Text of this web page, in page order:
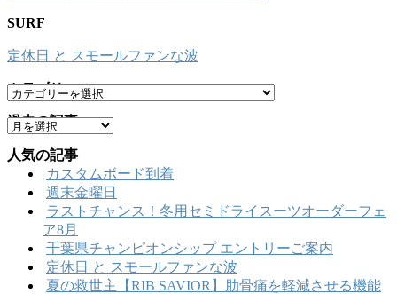
SURF
定休日 と スモールファンな波
カテゴリー
カ
テ
ゴ
リ
ー
過去の記事
ア
ー
カ
人気の記事
カスタムボード到着
週末金曜日
ラストチャンス！冬用セミドライスーツオーダーフェ
ア8月
千葉県チャンピオンシップ エントリーご案内
定休日 と スモールファンな波
夏の救世主【RIB SAVIOR】肋骨痛を軽減させる機能